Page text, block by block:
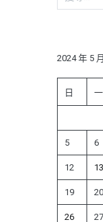
尋
字:
2024 年 5 月
日 一
5 6
12 13
19 20
26 27